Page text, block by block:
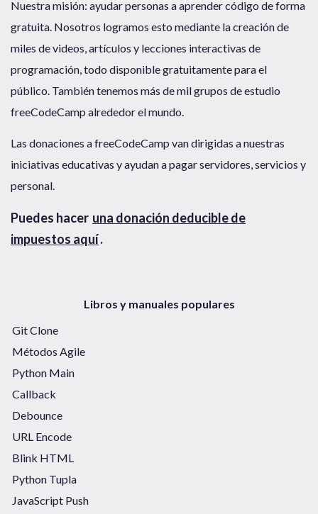
Nuestra misión: ayudar personas a aprender código de forma
gratuita. Nosotros logramos esto mediante la creación de
miles de videos, artículos y lecciones interactivas de
programación, todo disponible gratuitamente para el
público. También tenemos más de mil grupos de estudio
freeCodeCamp alrededor el mundo.
Las donaciones a freeCodeCamp van dirigidas a nuestras
iniciativas educativas y ayudan a pagar servidores, servicios y
personal.
Puedes hacer una donación deducible de
impuestos aquí.
Libros y manuales populares
Git Clone
Métodos Agile
Python Main
Callback
Debounce
URL Encode
Blink HTML
Python Tupla
JavaScript Push